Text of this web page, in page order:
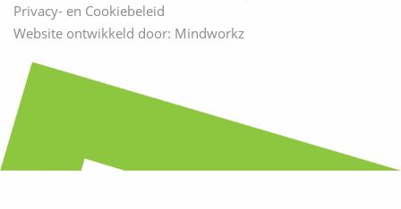
Privacy- en Cookiebeleid
Website ontwikkeld door: Mindworkz